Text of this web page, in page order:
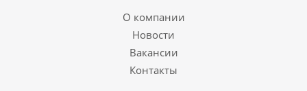
О компании
Новости
Вакансии
Контакты